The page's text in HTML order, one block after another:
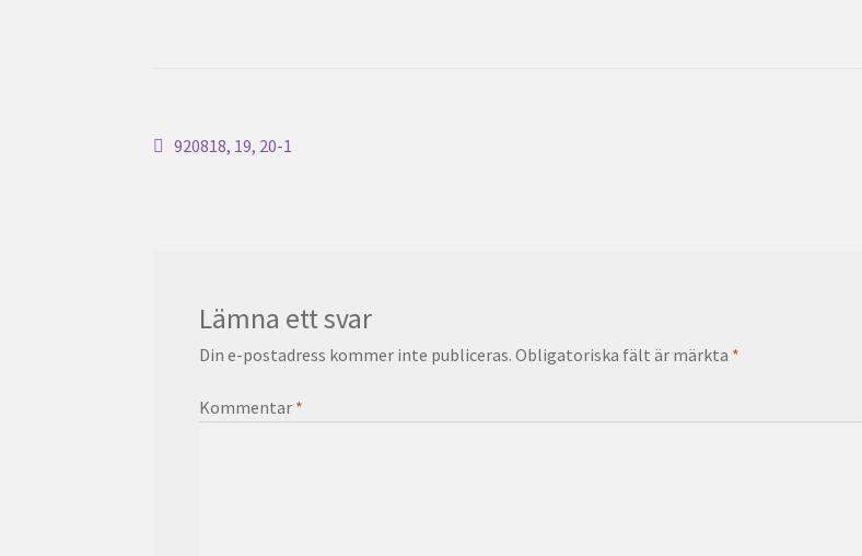
Inläggsnavigering
Föregående
920818, 19, 20-1
Lämna ett svar
Din e-postadress kommer inte publiceras. Obligatoriska fält är märkta *
Kommentar *